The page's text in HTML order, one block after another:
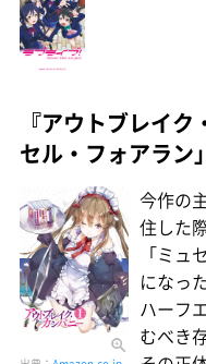
『アウトブレイ
セル・フォアラン」
今作の
住した
「ミュ
になっ
ハーフ
むべき